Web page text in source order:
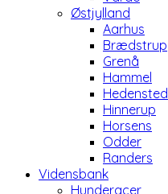
Østjylland
Aarhus
Brædstrup
Grenå
Hammel
Hedensted
Hinnerup
Horsens
Odder
Randers
Vidensbank
Hunderacer